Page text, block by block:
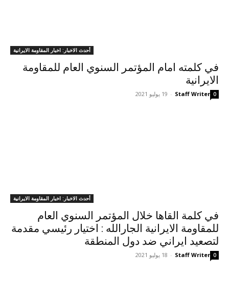
أحدث الاخبار: اخبار المقاومة الايرانية
في كلمته امام المؤتمر السنوي العام للمقاومة
الايرانية
Staff Writer
- 19 يوليو 2021 0
أحدث الاخبار: اخبار المقاومة الايرانية
في كلمة القاها خلال المؤتمر السنوي العام
للمقاومة الايرانية الجارالله : اختيار رئيسي مقدمة
لتصعيد ايراني ضد دول المنطقة
Staff Writer
- 18 يوليو 2021 0